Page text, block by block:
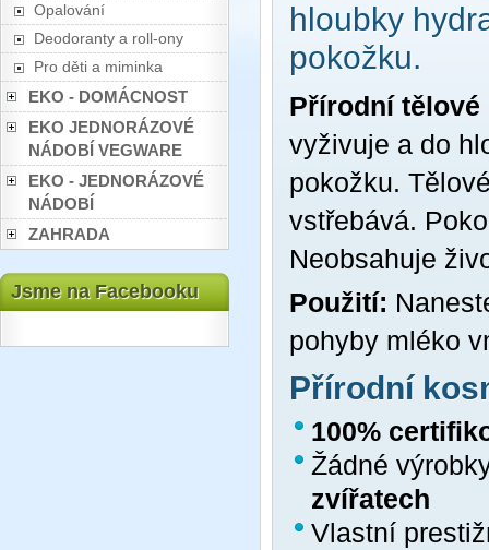
Opalování
Deodoranty a roll-ony
Pro děti a miminka
EKO - DOMÁCNOST
EKO JEDNORÁZOVÉ
NÁDOBÍ VEGWARE
EKO - JEDNORÁZOVÉ
NÁDOBÍ
ZAHRADA
Jsme na Facebooku
hloubky
pokožku.
Přírodní tělové
vyživuje a do
pokožku.
vstřebává.
Neobsahuje
Použití:
pohyby mléko
Přírodní
100%
Žádné
zvířatech
Vlastní